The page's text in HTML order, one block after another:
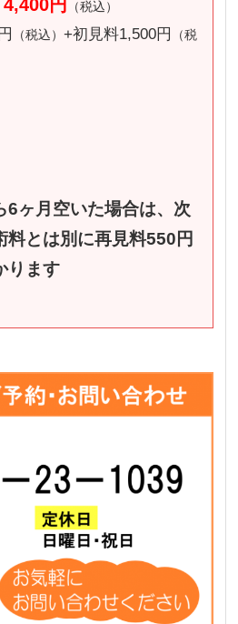
4,400円 （税込）
（税込） +初見料1,500円
（税
6ヶ月空いた場合は、次
料とは別に再見料550円
ります